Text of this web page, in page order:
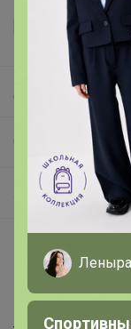
Хотелки
Описание
Габариты: 20 x
Вес: 126 г;
Леныра